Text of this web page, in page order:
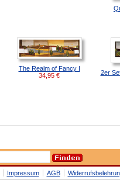
The Realm of Fancy I
34,95 €
2er
Impressum AGB